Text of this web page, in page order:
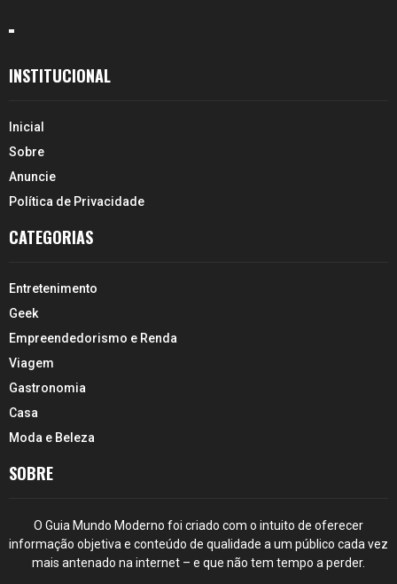
INSTITUCIONAL
Inicial
Sobre
Anuncie
Política de Privacidade
CATEGORIAS
Entretenimento
Geek
Empreendedorismo e Renda
Viagem
Gastronomia
Casa
Moda e Beleza
SOBRE
O Guia Mundo Moderno foi criado com o intuito de oferecer
informação objetiva e conteúdo de qualidade a um público cada vez
mais antenado na internet – e que não tem tempo a perder.